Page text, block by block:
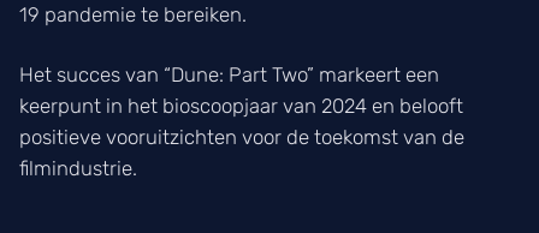
19 pandemie te bereiken.
Het succes van “Dune: Part Two” markeert een
keerpunt in het bioscoopjaar van 2024 en belooft
positieve vooruitzichten voor de toekomst van de
filmindustrie.